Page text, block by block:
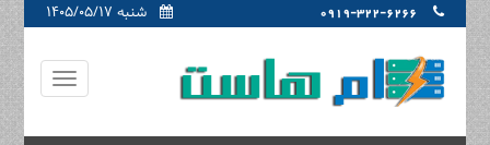
شنبه ۱۴۰۵/۰۵/۱۷ 0919-322-6266